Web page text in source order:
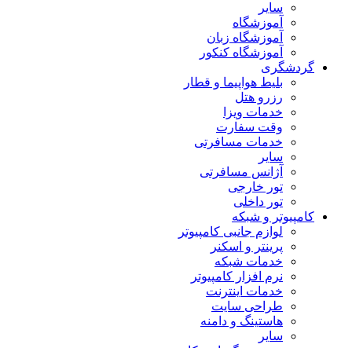
سایر
آموزشگاه
آموزشگاه زبان
آموزشگاه کنکور
گردشگری
بلیط هواپیما و قطار
رزرو هتل
خدمات ویزا
وقت سفارت
خدمات مسافرتی
سایر
آژانس مسافرتی
تور خارجی
تور داخلی
کامپیوتر و شبکه
لوازم جانبی کامپیوتر
پرینتر و اسکنر
خدمات شبکه
نرم افزار کامپیوتر
خدمات اینترنت
طراحی سایت
هاستینگ و دامنه
سایر